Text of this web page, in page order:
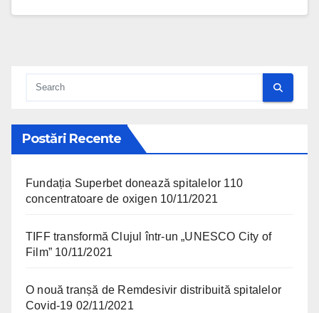
Postări Recente
Fundația Superbet donează spitalelor 110
concentratoare de oxigen 10/11/2021
TIFF transformă Clujul într-un „UNESCO City of
Film” 10/11/2021
O nouă tranșă de Remdesivir distribuită spitalelor
Covid-19 02/11/2021